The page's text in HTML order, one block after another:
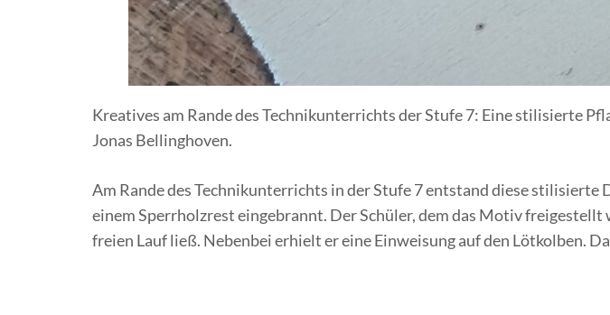
Kreatives am Rande des Technikunterrichts der Stufe 7: Eine stilisierte
Jonas Bellinghoven.
Am Rande des Technikunterrichts in der Stufe 7 entstand diese
einem Sperrholzrest eingebrannt. Der Schüler, dem das Motiv
freien Lauf ließ. Nebenbei erhielt er eine Einweisung auf den Lötkolben.